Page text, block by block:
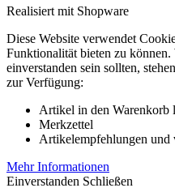
Realisiert mit Shopware
Diese Website verwendet
Funktionalität bieten zu
einverstanden sein sollten,
zur Verfügung:
Artikel in den Warenkorb
Merkzettel
Artikelempfehlungen und
Mehr Informationen
Einverstanden Schließen